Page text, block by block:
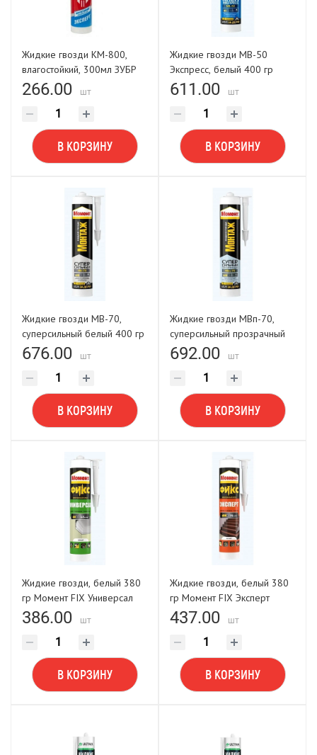
Жидкие гвозди КМ-800,
влагостойкий, 300мл ЗУБР
Эксперт
266.00 шт
В КОРЗИНУ
Жидкие гвозди МВ-50
Экспресс, белый 400 гр
Момент Монтаж
611.00 шт
В КОРЗИНУ
Жидкие гвозди МВ-70,
суперсильный белый 400 гр
Момент Монтаж
676.00 шт
В КОРЗИНУ
Жидкие гвозди МВп-70,
суперсильный прозрачный
280 гр Момент Монтаж
692.00 шт
В КОРЗИНУ
Жидкие гвозди, белый 380
гр Момент FIX Универсал
386.00 шт
В КОРЗИНУ
Жидкие гвозди, белый 380
гр Момент FIX Эксперт
437.00 шт
В КОРЗИНУ